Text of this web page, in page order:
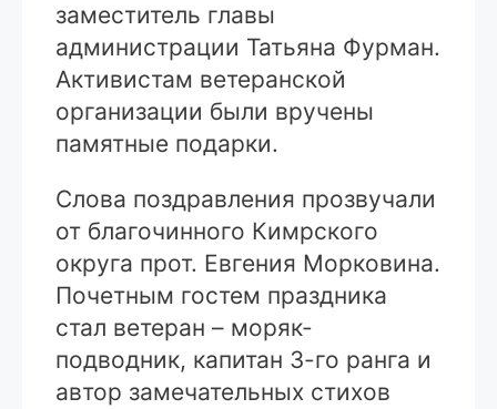
заместитель главы
администрации Татьяна Фурман.
Активистам ветеранской
организации были вручены
памятные подарки.
Слова поздравления прозвучали
от благочинного Кимрского
округа прот. Евгения Морковина.
Почетным гостем праздника
стал ветеран – моряк-
подводник, капитан 3-го ранга и
автор замечательных стихов